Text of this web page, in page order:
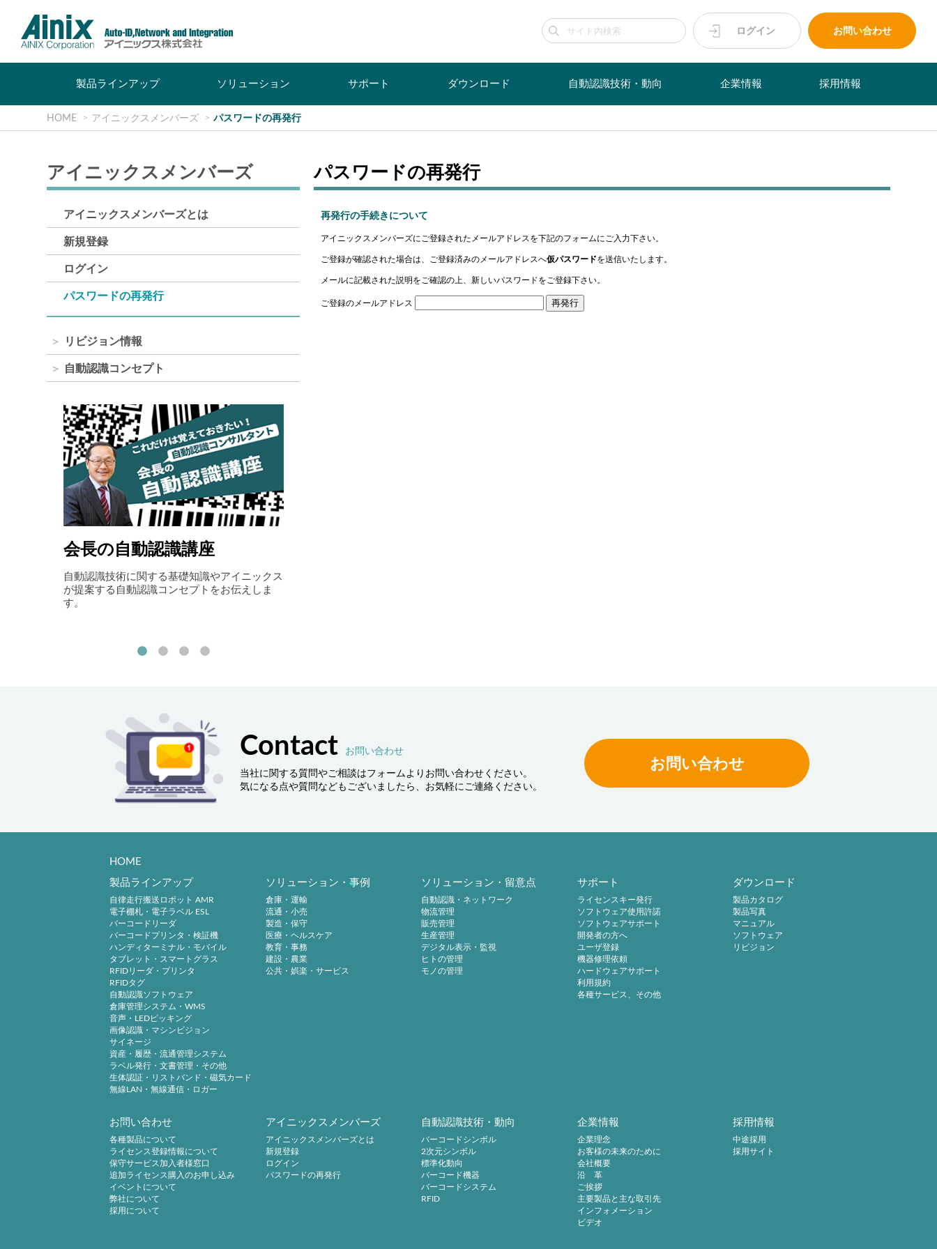
ログイン お問い合わせ
製品ラインアップ ソリューション サポート ダウンロード 自動認識技術・動向 企業情報 採用情報
HOME アイニックスメンバーズ パスワードの再発行
アイニックスメンバーズ
アイニックスメンバーズとは
新規登録
ログイン
パスワードの再発行
リビジョン情報
自動認識コンセプト
の自動認識講座
識技術に関する基礎知識やアイニックス
する自動認識コンセプトをお伝えしま
ライセンスキー発行
ご購入いただいた製品のライセンスキーを当
WEBサイト上で発行いたします。
パスワードの再発行
再発行の手続きについて
アイニックスメンバーズにご登録されたメールアドレスを下記のフォームにご入力下さい。
ご登録が確認された場合は、ご登録済みのメールアドレスへ仮パスワードを送信いたします。
メールに記載された説明をご確認の上、新しいパスワードをご登録下さい。
ご登録のメールアドレス 再発行
Contact お問い合わせ
当社に関する質問やご相談はフォームよりお問い合わせください。
気になる点や質問などもございましたら、お気軽にご連絡ください。
お問い合わせ
HOME
製品ラインアップ
自律走行搬送ロボット AMR
電子棚札・電子ラベル ESL
バーコードリーダ
バーコードプリンタ・検証機
ハンディターミナル・モバイル
タブレット・スマートグラス
RFIDリーダ・プリンタ
RFIDタグ
自動認識ソフトウェア
倉庫管理システム・WMS
音声・LEDピッキング
画像認識・マシンビジョン
サイネージ
資産・履歴・流通管理システム
ラベル発行・文書管理・その他
生体認証・リストバンド・磁気カード
無線LAN・無線通信・ロガー
ソリューション・事例
倉庫・運輸
流通・小売
製造・保守
医療・ヘルスケア
教育・事務
建設・農業
公共・娯楽・サービス
ソリューション・留意点
自動認識・ネットワーク
物流管理
販売管理
生産管理
デジタル表示・監視
ヒトの管理
モノの管理
サポート
ライセンスキー発行
ソフトウェア使用許諾
ソフトウェアサポート
開発者の方へ
ユーザ登録
機器修理依頼
ハードウェアサポート
利用規約
各種サービス、その他
ダウンロード
製品カタログ
製品写真
マニュアル
ソフトウェア
リビジョン
お問い合わせ
各種製品について
ライセンス登録情報について
保守サービス加入者様窓口
追加ライセンス購入のお申し込み
イベントについて
弊社について
採用について
アイニックスメンバーズ
アイニックスメンバーズとは
新規登録
ログイン
パスワードの再発行
自動認識技術・動向
バーコードシンボル
2次元シンボル
標準化動向
バーコード機器
バーコードシステム
RFID
企業情報
企業理念
お客様の未来のために
会社概要
沿 革
ご挨拶
主要製品と主な取引先
インフォメーション
ビデオ
採用情報
中途採用
採用サイト